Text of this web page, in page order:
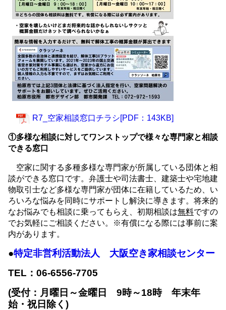
R7_空家相談窓口チラシ[PDF：143KB]
①多様な相談に対してワンストップで様々な専門家と相談
できる窓口
空家に関する多種多様な専門家が所属している団体と相
談ができる窓口です。弁護士や司法書士、建築士や宅地建
物取引士など多様な専門家が団体に在籍しているため、い
ろいろな悩みを同時にサポートし解決に導きます。将来的
なお悩みでも相談に乗ってもらえ、初期相談は無料ですの
でお気軽にご相談ください。※有償になる際には事前に案
内があります。
●特定非営利活動法人 大阪空き家相談センター
TEL：06-6556-7705
(受付：月曜日～金曜日 9時～18時 年末年
始・祝日除く)